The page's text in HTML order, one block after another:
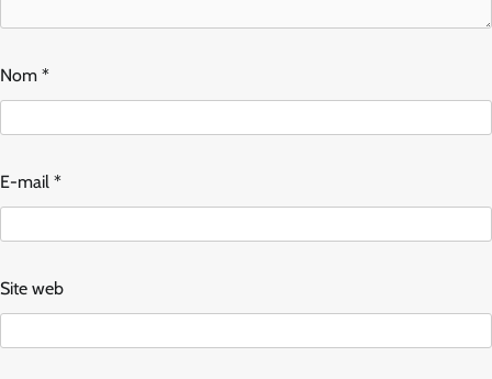
Nom *
E-mail *
Site web